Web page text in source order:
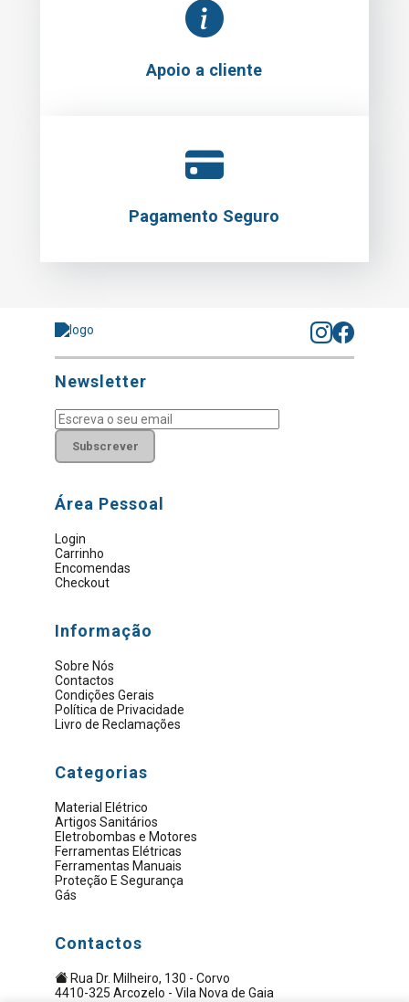
Apoio a cliente
Pagamento Seguro
Newsletter
Subscrever
Área Pessoal
Login
Carrinho
Encomendas
Checkout
Informação
Sobre Nós
Contactos
Condições Gerais
Política de Privacidade
Livro de Reclamações
Categorias
Material Elétrico
Artigos Sanitários
Eletrobombas e Motores
Ferramentas Elétricas
Ferramentas Manuais
Proteção E Segurança
Gás
Contactos
Rua Dr. Milheiro, 130 - Corvo
4410-325 Arcozelo - Vila Nova de Gaia